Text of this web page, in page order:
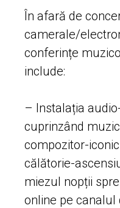
În afară de
camerale/
conferințe
include:
– Instalația
cuprinzând
compozitor-iconic
călătorie-
miezul nopții
online pe canalul